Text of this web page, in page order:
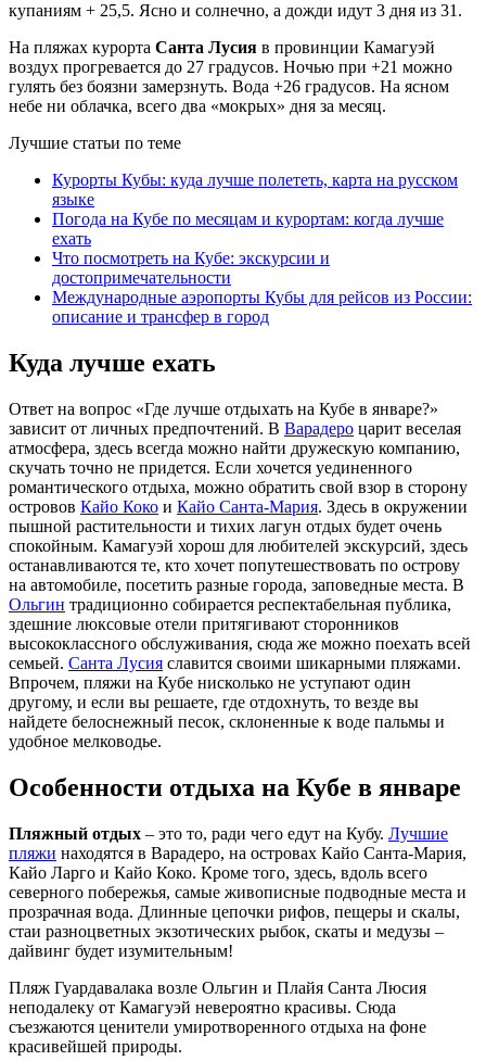
купаниям + 25,5. Ясно и солнечно, а дожди идут 3 дня из 31.
На пляжах курорта Санта Лусия в провинции Камагуэй
воздух прогревается до 27 градусов. Ночью при +21 можно
гулять без боязни замерзнуть. Вода +26 градусов. На ясном
небе ни облачка, всего два «мокрых» дня за месяц.
Лучшие статьи по теме
Курорты Кубы: куда лучше полететь, карта на русском
языке
Погода на Кубе по месяцам и курортам: когда лучше
ехать
Что посмотреть на Кубе: экскурсии и
достопримечательности
Международные аэропорты Кубы для рейсов из России:
описание и трансфер в город
Куда лучше ехать
Ответ на вопрос «Где лучше отдыхать на Кубе в январе?»
зависит от личных предпочтений. В Варадеро царит веселая
атмосфера, здесь всегда можно найти дружескую компанию,
скучать точно не придется. Если хочется уединенного
романтического отдыха, можно обратить свой взор в сторону
островов Кайо Коко и Кайо Санта-Мария. Здесь в окружении
пышной растительности и тихих лагун отдых будет очень
спокойным. Камагуэй хорош для любителей экскурсий, здесь
останавливаются те, кто хочет попутешествовать по острову
на автомобиле, посетить разные города, заповедные места. В
Ольгин традиционно собирается респектабельная публика,
здешние люксовые отели притягивают сторонников
высококлассного обслуживания, сюда же можно поехать всей
семьей. Санта Лусия славится своими шикарными пляжами.
Впрочем, пляжи на Кубе нисколько не уступают один
другому, и если вы решаете, где отдохнуть, то везде вы
найдете белоснежный песок, склоненные к воде пальмы и
удобное мелководье.
Особенности отдыха на Кубе в январе
Пляжный отдых – это то, ради чего едут на Кубу. Лучшие
пляжи находятся в Варадеро, на островах Кайо Санта-Мария,
Кайо Ларго и Кайо Коко. Кроме того, здесь, вдоль всего
северного побережья, самые живописные подводные места и
прозрачная вода. Длинные цепочки рифов, пещеры и скалы,
стаи разноцветных экзотических рыбок, скаты и медузы –
дайвинг будет изумительным!
Пляж Гуардавалака возле Ольгин и Плайя Санта Люсия
неподалеку от Камагуэй невероятно красивы. Сюда
съезжаются ценители умиротворенного отдыха на фоне
красивейшей природы.